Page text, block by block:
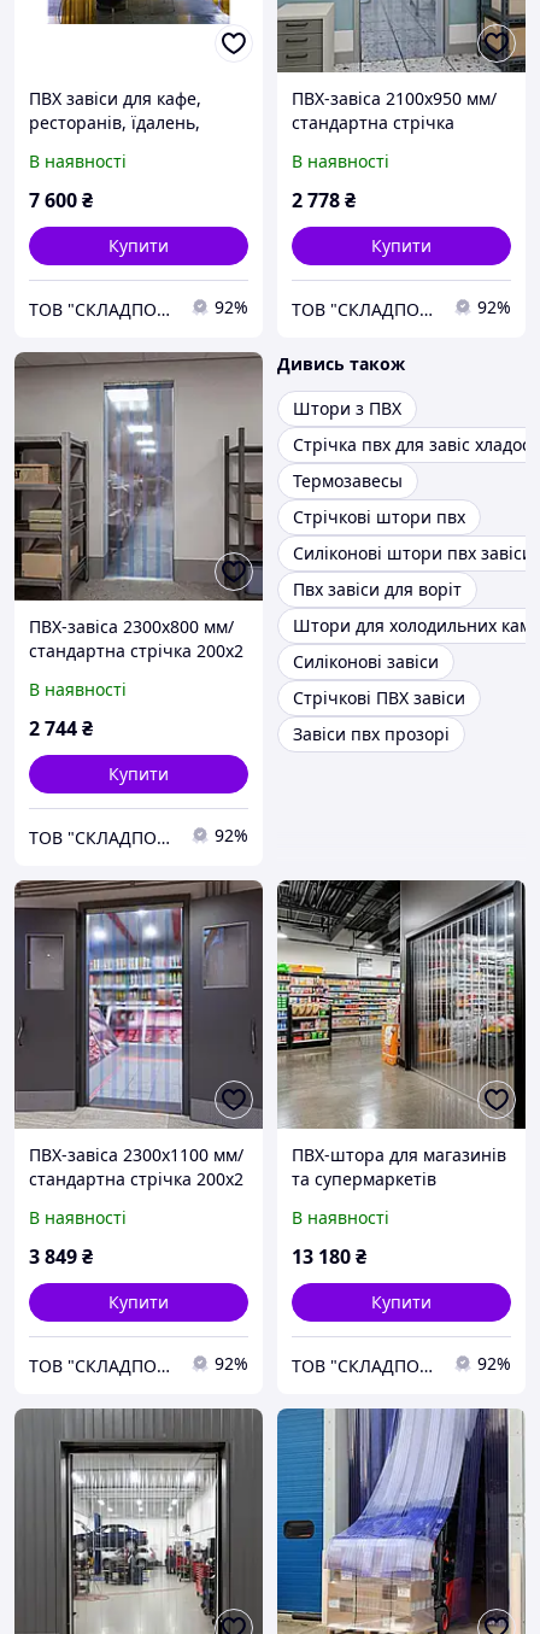
ПВХ завіси для кафе,
ресторанів, їдалень,
В наявності
7 600₴
Купити
ТОВ "СКЛАДПОСТАЧСЕРВІС" 92%
ПВХ-завіса 2100х950 мм/
стандартна стрічка
В наявності
2 778₴
Купити
ТОВ "СКЛАДПОСТАЧСЕРВІС" 92%
ПВХ-завіса 2300х800 мм/
стандартна стрічка 200х2
В наявності
2 744₴
Купити
ТОВ "СКЛАДПОСТАЧСЕРВІС" 92%
Дивись також
Штори з ПВХ
Стрічка пвх для завіс
Термозавесы
Стрічкові штори пвх
Силіконові штори пвх
Пвх завіси для воріт
Штори для холодильних
Силіконові завіси
Стрічкові ПВХ завіси
Завіси пвх прозорі
ПВХ-завіса 2300х1100 мм/
стандартна стрічка 200х2
В наявності
3 849₴
Купити
ТОВ "СКЛАДПОСТАЧСЕРВІС" 92%
ПВХ-штора для магазинів
та супермаркетів
В наявності
13 180₴
Купити
ТОВ "СКЛАДПОСТАЧСЕРВІС" 92%